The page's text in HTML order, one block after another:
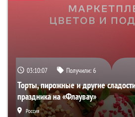
03:10:06 Получили:6
Торты, пирожные и другие
праздника на «Флаувау»
Россия